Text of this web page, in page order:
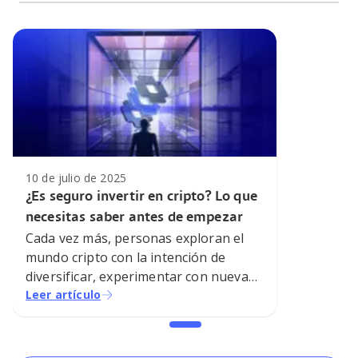
10 de julio de 2025
¿Es seguro invertir en cripto? Lo que
necesitas saber antes de empezar
Cada vez más, personas exploran el
mundo cripto con la intención de
diversificar, experimentar con nuevas
tecnologías, o aprovechar las
preguntas inevitables: *¿es realmente
Leer artículo